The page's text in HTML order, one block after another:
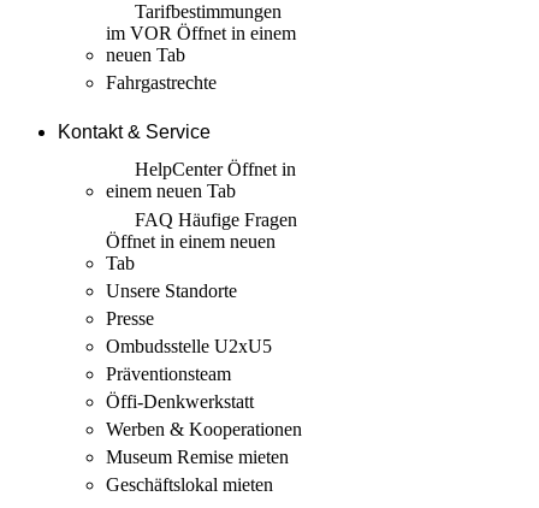
Tarif­bestimmungen
im VOR Öffnet in einem
neuen Tab
Fahrgastrechte
Kontakt & Service
HelpCenterÖffnet in
einem neuen Tab
FAQ Häufige Fragen
Öffnet in einem neuen
Tab
Unsere Standorte
Presse
Ombudsstelle U2xU5
Präventionsteam
Öffi-Denkwerkstatt
Werben & Kooperationen
Museum Remise mieten
Geschäftslokal mieten